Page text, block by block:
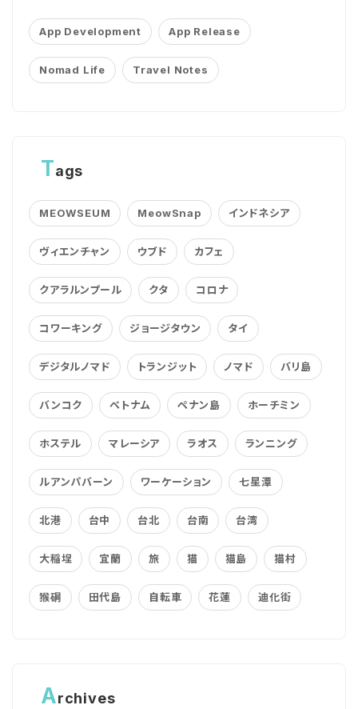
App Development App Release
Nomad Life Travel Notes
Tags
MEOWSEUM MeowSnap インドネシア
ヴィエンチャン ウブド カフェ
クアラルンプール クタ コロナ
コワーキング ジョージタウン タイ
デジタルノマド トランジット ノマド バリ島
バンコク ベトナム ペナン島 ホーチミン
ホステル マレーシア ラオス ランニング
ルアンパバーン ワーケーション 七星潭
北港 台中 台北 台南 台湾
大稲埕 宜蘭 旅 猫 猫島 猫村
猴硐 田代島 自転車 花蓮 迪化街
Archives